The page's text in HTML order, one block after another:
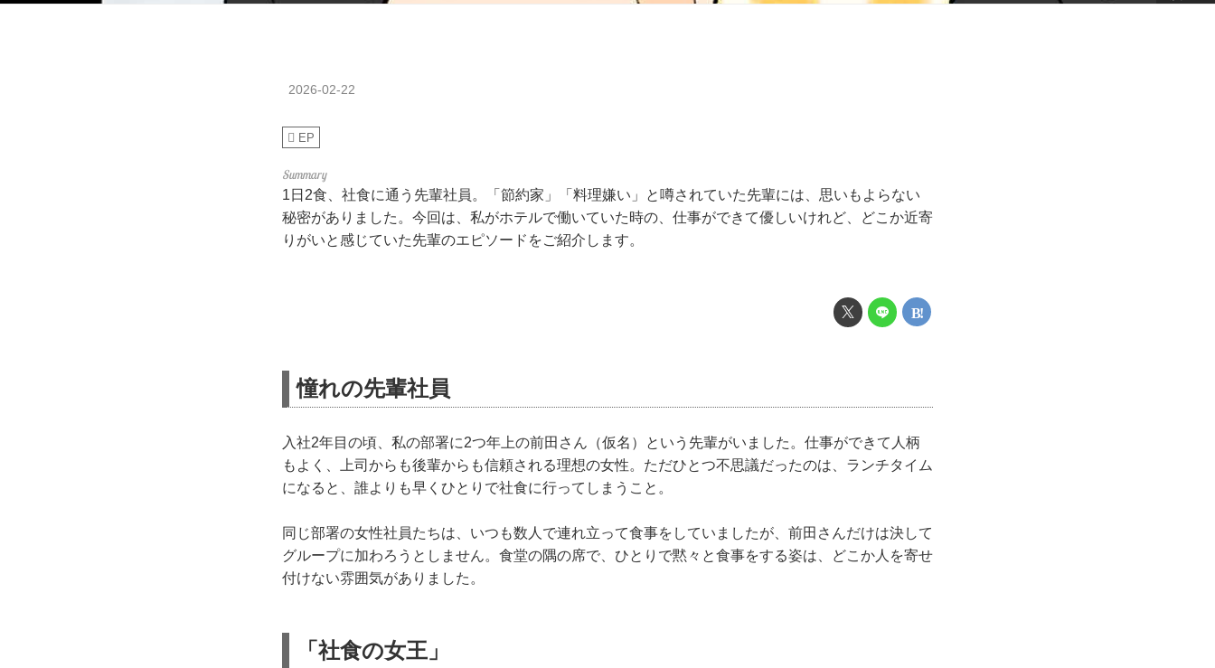
2026-02-22
EP
1日2食、社食に通う先輩社員。「節約家」「料理嫌い」と噂されていた先輩には、思いもよらない
秘密がありました。今回は、私がホテルで働いていた時の、仕事ができて優しいけれど、どこか近寄
りがいと感じていた先輩のエピソードをご紹介します。
憧れの先輩社員
入社2年目の頃、私の部署に2つ年上の前田さん（仮名）という先輩がいました。仕事ができて人柄
もよく、上司からも後輩からも信頼される理想の女性。ただひとつ不思議だったのは、ランチタイム
になると、誰よりも早くひとりで社食に行ってしまうこと。
同じ部署の女性社員たちは、いつも数人で連れ立って食事をしていましたが、前田さんだけは決して
グループに加わろうとしません。食堂の隅の席で、ひとりで黙々と食事をする姿は、どこか人を寄せ
付けない雰囲気がありました。
「社食の女王」